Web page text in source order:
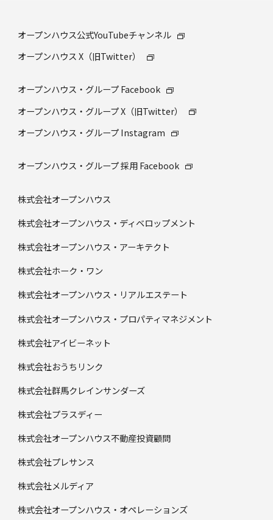
オープンハウス公式YouTubeチャンネル
オープンハウス X（旧Twitter）
オープンハウス・グループ Facebook
オープンハウス・グループ X（旧Twitter）
オープンハウス・グループ Instagram
オープンハウス・グループ 採⽤ Facebook
株式会社オープンハウス
株式会社オープンハウス・ディベロップメント
株式会社オープンハウス・アーキテクト
株式会社ホーク・ワン
株式会社オープンハウス・リアルエステート
株式会社オープンハウス・プロパティマネジメント
株式会社アイビーネット
株式会社おうちリンク
株式会社群馬クレインサンダーズ
株式会社プラスディー
株式会社オープンハウス不動産投資顧問
株式会社プレサンス
株式会社メルディア
株式会社オープンハウス・オペレーションズ